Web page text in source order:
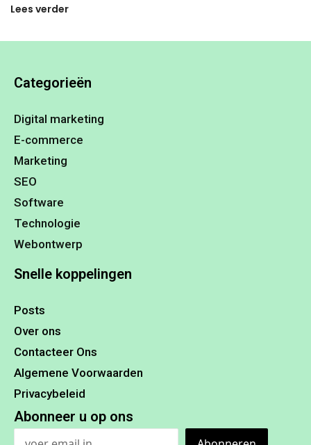
Lees verder
Categorieën
Digital marketing
E-commerce
Marketing
SEO
Software
Technologie
Webontwerp
Snelle koppelingen
Posts
Over ons
Contacteer Ons
Algemene Voorwaarden
Privacybeleid
Abonneer u op ons